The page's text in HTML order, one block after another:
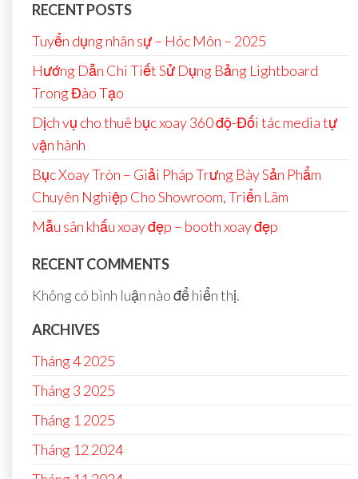
RECENT POSTS
Tuyển dụng nhân sự – Hóc Môn – 2025
Hướng Dẫn Chi Tiết Sử Dụng Bảng Lightboard
Trong Đào Tạo
Dịch vụ cho thuê bục xoay 360 độ-Đối tác media tự
vận hành
Bục Xoay Tròn – Giải Pháp Trưng Bày Sản Phẩm
Chuyên Nghiệp Cho Showroom, Triển Lãm
Mẫu sân khấu xoay đẹp – booth xoay đẹp
RECENT COMMENTS
Không có bình luận nào để hiển thị.
ARCHIVES
Tháng 4 2025
Tháng 3 2025
Tháng 1 2025
Tháng 12 2024